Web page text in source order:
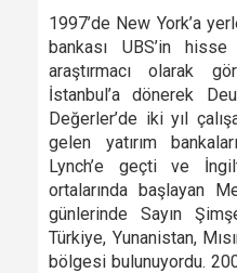
1997’de New York’a
bankası UBS’in
araştırmacı olarak
İstanbul’a dönerek
Değerler’de iki yıl
gelen yatırım
Lynch’e geçti ve
ortalarında başlayan
günlerinde Sayın
Türkiye, Yunanistan,
bölgesi bulunuyordu.